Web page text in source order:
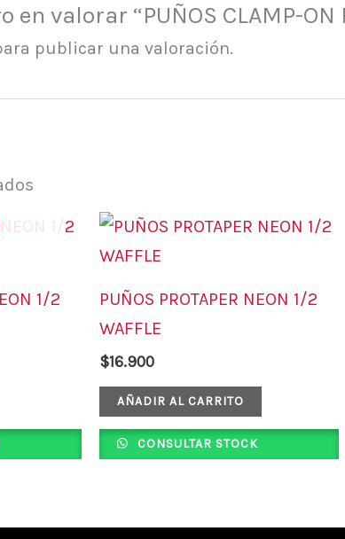
en valorar “PUÑOS CLAMP-ON
publicar una valoración.
1/2
PUÑOS PROTAPER NEON 1/2
WAFFLE
$16.900
AÑADIR AL CARRITO
CONSULTAR STOCK